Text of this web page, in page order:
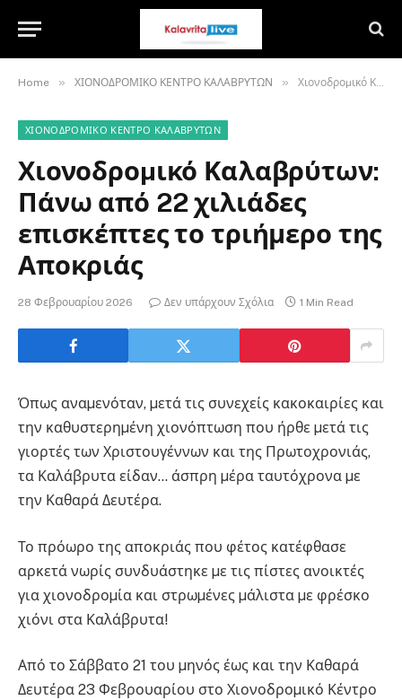
Home » ΧΙΟΝΟΔΡΟΜΙΚΟ ΚΕΝΤΡΟ ΚΑΛΑΒΡΥΤΩΝ » Χιονοδροµικό Καλαβρύτων: Πάνω από 22 χιλιάδες επισκέπτες το τριήμερο της Αποκριάς
ΧΙΟΝΟΔΡΟΜΙΚΟ ΚΕΝΤΡΟ ΚΑΛΑΒΡΥΤΩΝ
Χιονοδροµικό Καλαβρύτων:
Πάνω από 22 χιλιάδες
επισκέπτες το τριήμερο της
Αποκριάς
28 Φεβρουαρίου 2026 Δεν υπάρχουν Σχόλια 1 Min Read
Όπως αναµενόταν, µετά τις συνεχείς κακοκαιρίες και
την καθυστερηµένη χιονόπτωση που ήρθε µετά τις
γιορτές των Χριστουγέννων και της Πρωτοχρονιάς,
τα Καλάβρυτα είδαν… άσπρη µέρα ταυτόχρονα µε
την Καθαρά Δευτέρα.
Το πρόωρο της αποκριάς που φέτος κατέφθασε
αρκετά νωρίς συνδυάστηκε µε τις πίστες ανοικτές
για χιονοδροµία και στρωµένες µάλιστα µε φρέσκο
χιόνι στα Καλάβρυτα!
Από το Σάββατο 21 του µηνός έως και την Καθαρά
Δευτέρα 23 Φεβρουαρίου στο Χιονοδροµικό Κέντρο